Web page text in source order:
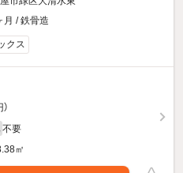
月 / 鉄骨造
クス
不要
㎡